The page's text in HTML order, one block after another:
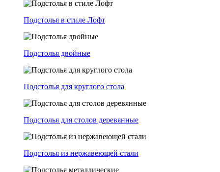
Подстолья в стиле Лофт
Подстолья двойные
Подстолья для круглого стола
Подстолья для столов деревянные
Подстолья из нержавеющей стали